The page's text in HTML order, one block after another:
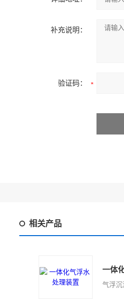
补充说明：
验证码：
相关产品
一体